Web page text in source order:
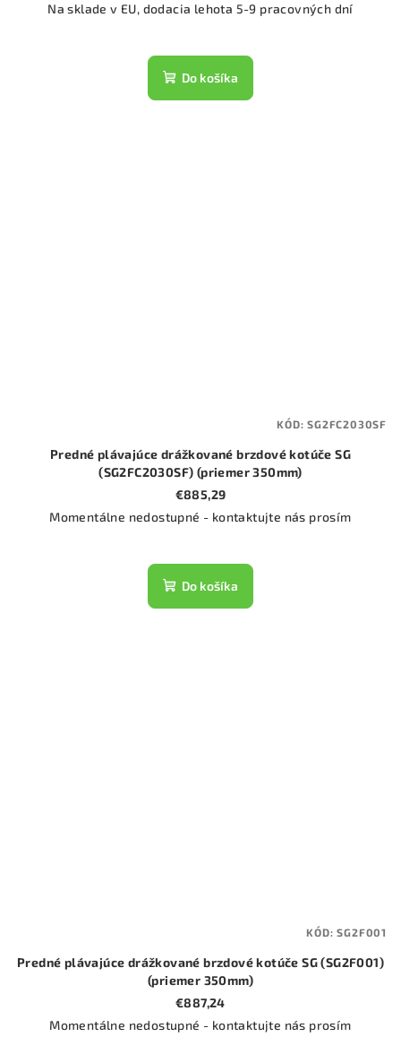
Na sklade v EU, dodacia lehota 5-9 pracovných dní
Do košíka
Predné plávajúce drážkované brzdové kotúče SG
(SG2FC2030SF) (priemer 350mm)
€885,29
Momentálne nedostupné - kontaktujte nás prosím
Do košíka
KÓD:SG2FC2030SF
Predné plávajúce drážkované brzdové kotúče SG (SG2F001)
(priemer 350mm)
€887,24
Momentálne nedostupné - kontaktujte nás prosím
KÓD:SG2F001